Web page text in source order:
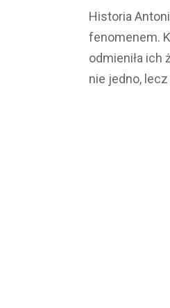
Historia
fenomenem.
odmieniła ich
nie jedno,